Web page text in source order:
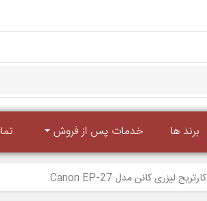
برند ها خدمات پس از فروش
کارتریج لیزری کانن مدل Canon EP-27